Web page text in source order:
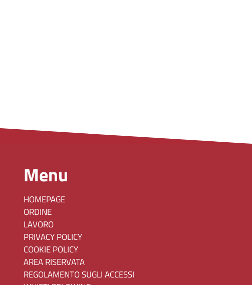
Menu
HOMEPAGE
ORDINE
LAVORO
PRIVACY POLICY
COOKIE POLICY
AREA RISERVATA
REGOLAMENTO SUGLI ACCESSI